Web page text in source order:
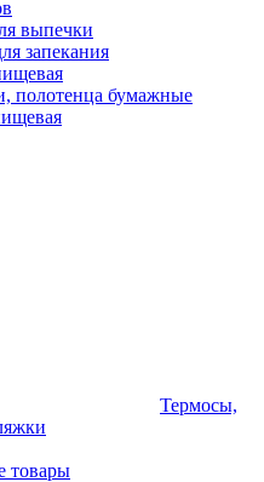
выпечки
запекания
полотенца бумажные
Термосы,
товары